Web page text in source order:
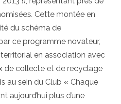
Cette montée en
du schéma de
ce programme novateur,
en association avec
de collecte et de recyclage
au sein du Club « Chaque
aujourd’hui plus d’une